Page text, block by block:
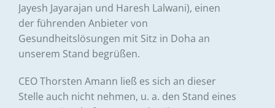
Jayesh Jayarajan und Haresh Lalwani), einen
der führenden Anbieter von
Gesundheitslösungen mit Sitz in Doha an
unserem Stand begrüßen.
CEOThorsten Amann ließ es sich an dieser
Stelle auch nicht nehmen, u. a. den Stand eines